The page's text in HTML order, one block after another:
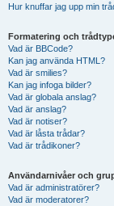
Hur knuffar jag upp min
Formatering och
Vad är BBCode?
Kan jag använda HTML?
Vad är smilies?
Kan jag infoga bilder?
Vad är globala anslag?
Vad är anslag?
Vad är notiser?
Vad är låsta trådar?
Vad är trådikoner?
Användarnivåer och
Vad är administratörer?
Vad är moderatorer?